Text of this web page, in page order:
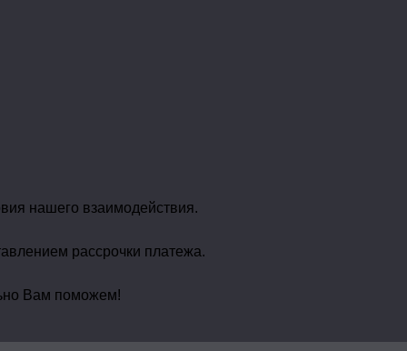
нашего взаимодействия.
рассрочки платежа.
Вам поможем!